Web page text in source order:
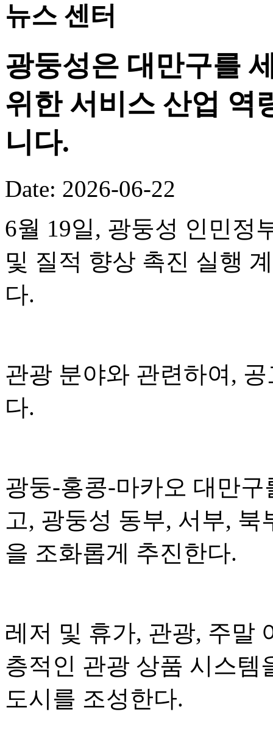
뉴스 센터
광둥성은 대만구를
위한 서비스 산업 역
니다.
Date: 2026-06-22
6월 19일, 광둥성 인민정
및 질적 향상 촉진 실행
다.
관광 분야와 관련하여,
다.
광둥-홍콩-마카오 대만
고, 광둥성 동부, 서부,
을 조화롭게 추진한다.
레저 및 휴가, 관광, 주말
층적인 관광 상품 시스템
도시를 조성한다.